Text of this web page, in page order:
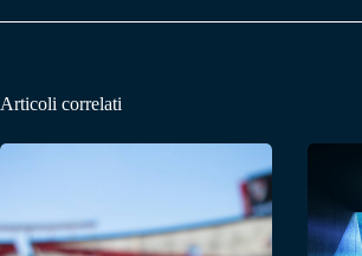
Articoli correlati